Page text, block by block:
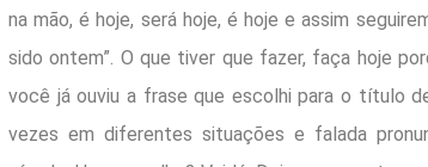
na mão, é hoje, será hoje, é hoje e assim
sido ontem”. O que tiver que fazer, faça hoje
você já ouviu a frase que escolhi para o título
vezes em diferentes situações e falada